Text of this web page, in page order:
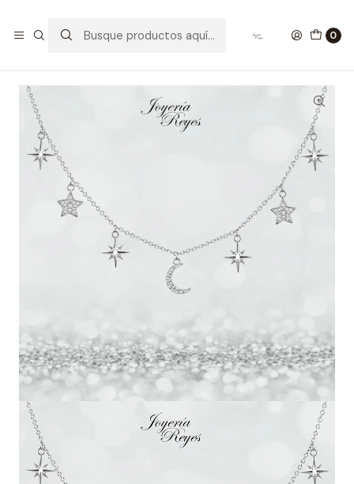
0
Cadena de Plata Rodinada Fabricación Italiana 925 modelo
18078FNSWSH1